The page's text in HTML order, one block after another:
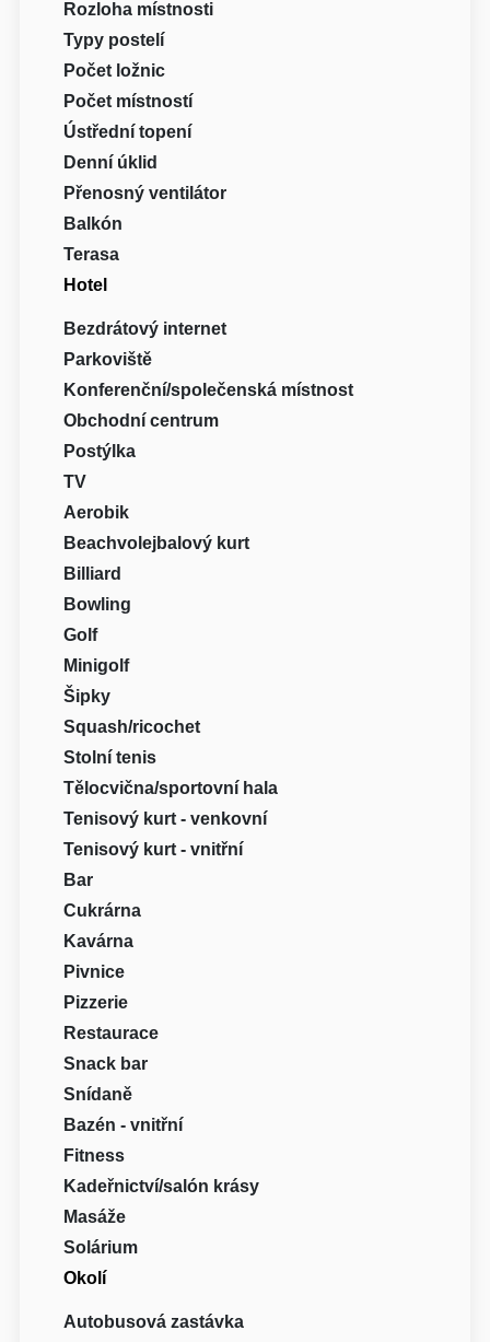
Rozloha místnosti
Typy postelí
Počet ložnic
Počet místností
Ústřední topení
Denní úklid
Přenosný ventilátor
Balkón
Terasa
Hotel
Bezdrátový internet
Parkoviště
Konferenční/společenská místnost
Obchodní centrum
Postýlka
TV
Aerobik
Beachvolejbalový kurt
Billiard
Bowling
Golf
Minigolf
Šipky
Squash/ricochet
Stolní tenis
Tělocvična/sportovní hala
Tenisový kurt - venkovní
Tenisový kurt - vnitřní
Bar
Cukrárna
Kavárna
Pivnice
Pizzerie
Restaurace
Snack bar
Snídaně
Bazén - vnitřní
Fitness
Kadeřnictví/salón krásy
Masáže
Solárium
Okolí
Autobusová zastávka